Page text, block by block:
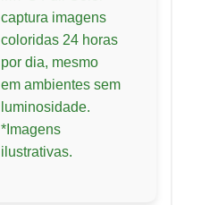
captura imagens
coloridas 24 horas
por dia, mesmo
em ambientes sem
luminosidade.
*Imagens
ilustrativas.